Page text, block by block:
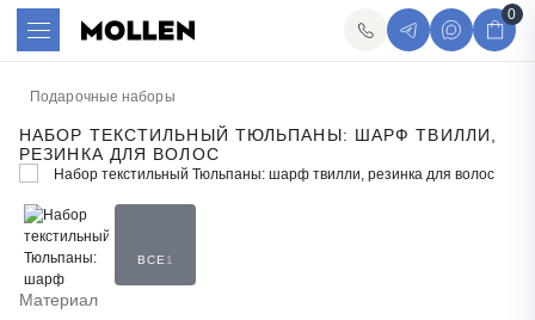
0
Подарочные наборы
НАБОР ТЕКСТИЛЬНЫЙ ТЮЛЬПАНЫ: ШАРФ ТВИЛЛИ,
РЕЗИНКА ДЛЯ ВОЛОС
ВСЕ 1
Материал